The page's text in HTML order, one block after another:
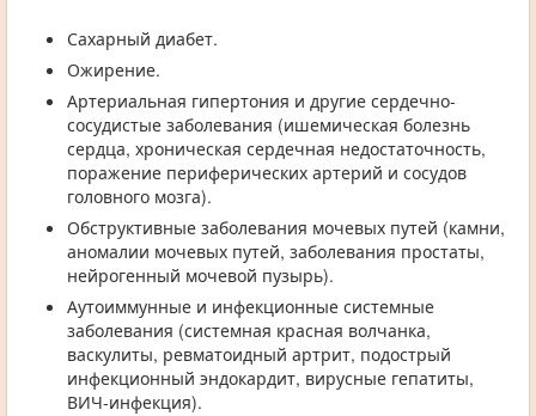
Сахарный диабет.
Ожирение.
Артериальная гипертония и другие сердечно-
сосудистые заболевания (ишемическая болезнь
сердца, хроническая сердечная недостаточность,
поражение периферических артерий и сосудов
головного мозга).
Обструктивные заболевания мочевых путей (камни,
аномалии мочевых путей, заболевания простаты,
нейрогенный мочевой пузырь).
Аутоиммунные и инфекционные системные
заболевания (системная красная волчанка,
васкулиты, ревматоидный артрит, подострый
инфекционный эндокардит, вирусные гепатиты,
ВИЧ-инфекция).